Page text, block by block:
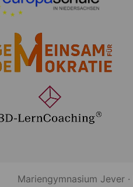
Mariengymnasium Jever ·